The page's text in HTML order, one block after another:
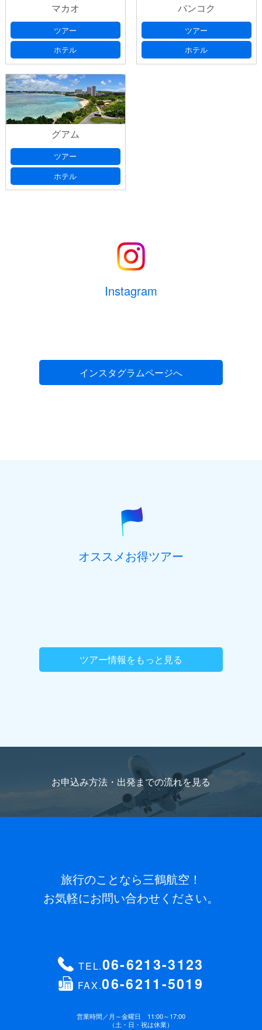
マカオ
ツアー
ホテル
バンコク
ツアー
ホテル
グアム
ツアー
ホテル
Instagram
インスタグラムページへ
オススメお得ツアー
ツアー情報をもっと見る
お申込み方法・出発までの流れを見る
旅行のことなら三鶴航空！
お気軽にお問い合わせください。
TEL.06-6213-3123
FAX.06-6211-5019
営業時間／月～金曜日 11:00～17:00
（土・日・祝は休業）